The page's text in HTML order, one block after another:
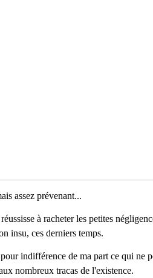
assez prévenant...
à racheter les petites
insu, ces derniers temps.
indifférence de ma part ce qui ne
nombreux tracas de l'existence.